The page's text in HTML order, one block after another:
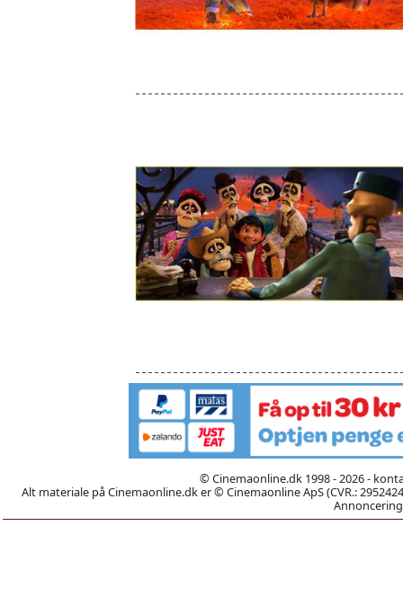
© Cinemaonline.dk 1998 - 2026 -
Alt materiale på Cinemaonline.dk er © Cinemaonline ApS (CVR.: